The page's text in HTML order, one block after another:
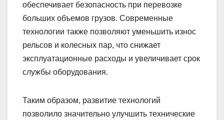
обеспечивает безопасность при перевозке
больших объемов грузов. Современные
технологии также позволяют уменьшить износ
рельсов и колесных пар, что снижает
эксплуатационные расходы и увеличивает срок
службы оборудования.
Таким образом, развитие технологий
позволило значительно улучшить технические